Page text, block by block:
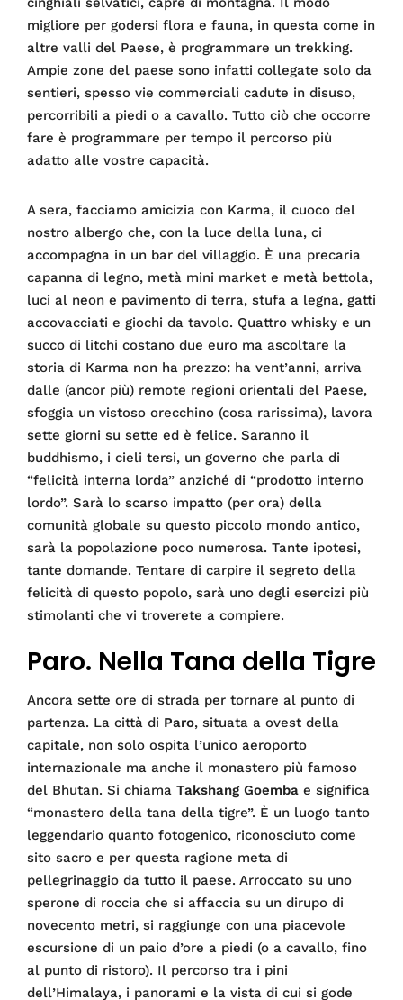
migliore per godersi flora e fauna, in questa come in
altre valli del Paese, è programmare un trekking.
Ampie zone del paese sono infatti collegate solo da
sentieri, spesso vie commerciali cadute in disuso,
percorribili a piedi o a cavallo. Tutto ciò che occorre
fare è programmare per tempo il percorso più
adatto alle vostre capacità.
A sera, facciamo amicizia con Karma, il cuoco del
nostro albergo che, con la luce della luna, ci
accompagna in un bar del villaggio. È una precaria
capanna di legno, metà mini market e metà bettola,
luci al neon e pavimento di terra, stufa a legna, gatti
accovacciati e giochi da tavolo. Quattro whisky e un
succo di litchi costano due euro ma ascoltare la
storia di Karma non ha prezzo: ha vent’anni, arriva
dalle (ancor più) remote regioni orientali del Paese,
sfoggia un vistoso orecchino (cosa rarissima), lavora
sette giorni su sette ed è felice. Saranno il
buddhismo, i cieli tersi, un governo che parla di
“felicità interna lorda” anziché di “prodotto interno
lordo”. Sarà lo scarso impatto (per ora) della
comunità globale su questo piccolo mondo antico,
sarà la popolazione poco numerosa. Tante ipotesi,
tante domande. Tentare di carpire il segreto della
felicità di questo popolo, sarà uno degli esercizi più
stimolanti che vi troverete a compiere.
Paro. Nella Tana della Tigre
Ancora sette ore di strada per tornare al punto di
partenza. La città di Paro, situata a ovest della
capitale, non solo ospita l’unico aeroporto
internazionale ma anche il monastero più famoso
del Bhutan. Si chiama Takshang Goemba e significa
“monastero della tana della tigre”. È un luogo tanto
leggendario quanto fotogenico, riconosciuto come
sito sacro e per questa ragione meta di
pellegrinaggio da tutto il paese. Arroccato su uno
sperone di roccia che si affaccia su un dirupo di
novecento metri, si raggiunge con una piacevole
escursione di un paio d’ore a piedi (o a cavallo, fino
al punto di ristoro). Il percorso tra i pini
dell’Himalaya, i panorami e la vista di cui si gode